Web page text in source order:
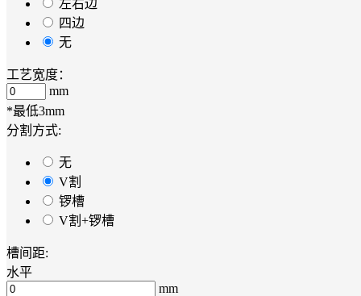
左右边
四边
无
工艺宽度：
mm
*最低3mm
分割方式:
无
V割
锣槽
V割+锣槽
槽间距:
水平
mm